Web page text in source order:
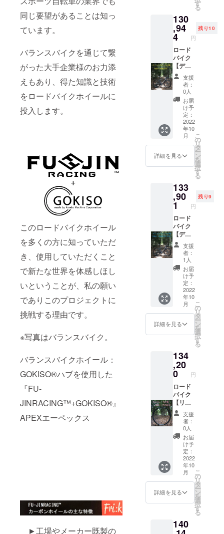
同じ要望があることは知っ
ています。
バランスバイクを通じて繋
がった大手企業様のお力添
えもあり、得た知識と技術
をロードバイクホイールに
投入します。
このロードバイクホイール
を多くの方に知っていただ
き、使用していただくこと
で新たな世界を体感しほし
いということが、私の願い
でありこのプロジェクトに
挑戦する理由です。
※写真はバランスバイク。
バランスバイクホイール：
GOKISO®ハブを使用した
『FU-
JINRACING™+GOKISO®』
APEXエーペックス
►工場やメーカー既製の
品のリ
ムは写
真と異
なる場
合がご
ざいま
す。 ※
ホイー
ル完成
組で
す。車
体、タ
イヤ、
チュー
ブなど
付属品
以外は
含まれ
ませ
ん。
は、リ
ム高の
選択で
ご参考
にして
くださ
い。 ※
対象製
品のリ
ムは写
真と異
なる場
合がご
ざいま
す。 ※
ホイー
ル完成
組で
す。車
体、タ
チュー
ブなど
付属品
以外は
含まれ
ませ
ん。
ンリム
700c（
UDマッ
トクリ
ア仕上
げ）
F:20H/
R24H
hoshi
:wingst
ar（リ
ジッド
アッセ
ンブリ
仕様）
真鍮
ニップ
ル：黒
付属
品：
O®カー
ボンク
イック
リリー
ス・チ
タン
シャフ
ト、
カーボ
シュー
※イメー
ジ写真
は、リ
ム高の
選択で
ご参考
にして
くださ
い。 ※
品のリ
ムは写
真と異
なる場
合がご
ざいま
す。 ※
ホイー
ル完成
組で
す。車
体、タ
イヤ、
チュー
ブなど
付属品
以外は
含まれ
ませ
ん。
す
る
130
,94
4 円
残り10
ロード
バイク
【ディ
スクブ
レー
キ】仕
様カー
ボンホ
イール
30%off
+送料
通常販
売価格
183,920
円税込
※2022.6
カーボ
ンリム
700c（
UDマッ
トクリ
ア仕上
げ）
F:24H/
R24H
hoshi
:wingst
ar（リ
ジッド
アッセ
ンブリ
仕様）
真鍮
ニップ
ル：黒
※イメー
は、リ
ム高の
選択で
ご参考
にして
くださ
い。 ※
対象製
品のリ
ムは写
真と異
なる場
合がご
ざいま
す。 ※
ホイー
ル完成
組で
す。車
体、タ
チュー
ブなど
支援
者：
0人
お届
け予
定：
2022
年10
月
詳細を見る
こ
の
リ
タ
ー
ン
を
選
択
す
る
133
,90
1 円
残り9
ロード
バイク
【ディ
スクブ
レー
キ】仕
様カー
ボンホ
イール
30%off
+送料
通常販
売価格
188,144
円税込
※2022.6
カーボ
ンリム
700c（
UDマッ
トクリ
ア仕上
げ）
F:24H/
R24H
hoshi
:wingst
AERO
（開放
組） 真
鍮ニッ
プル：
黒 ※開
放組み
はス
がクロ
スする
支援
者：
1人
お届
け予
定：
2022
年10
月
詳細を見る
こ
の
リ
タ
ー
ン
を
選
択
す
る
134
,20
0 円
ロード
バイク
【リム
ブレー
キ】仕
様カー
ボンホ
イール
25%off
+送料
通常販
売価格
176,000
円税込
※2022.6
月時点
ンリム
700c（
支援
者：
0人
お届
け予
定：
2022
年10
月
詳細を見る
こ
の
リ
タ
ー
ン
を
選
択
す
る
140